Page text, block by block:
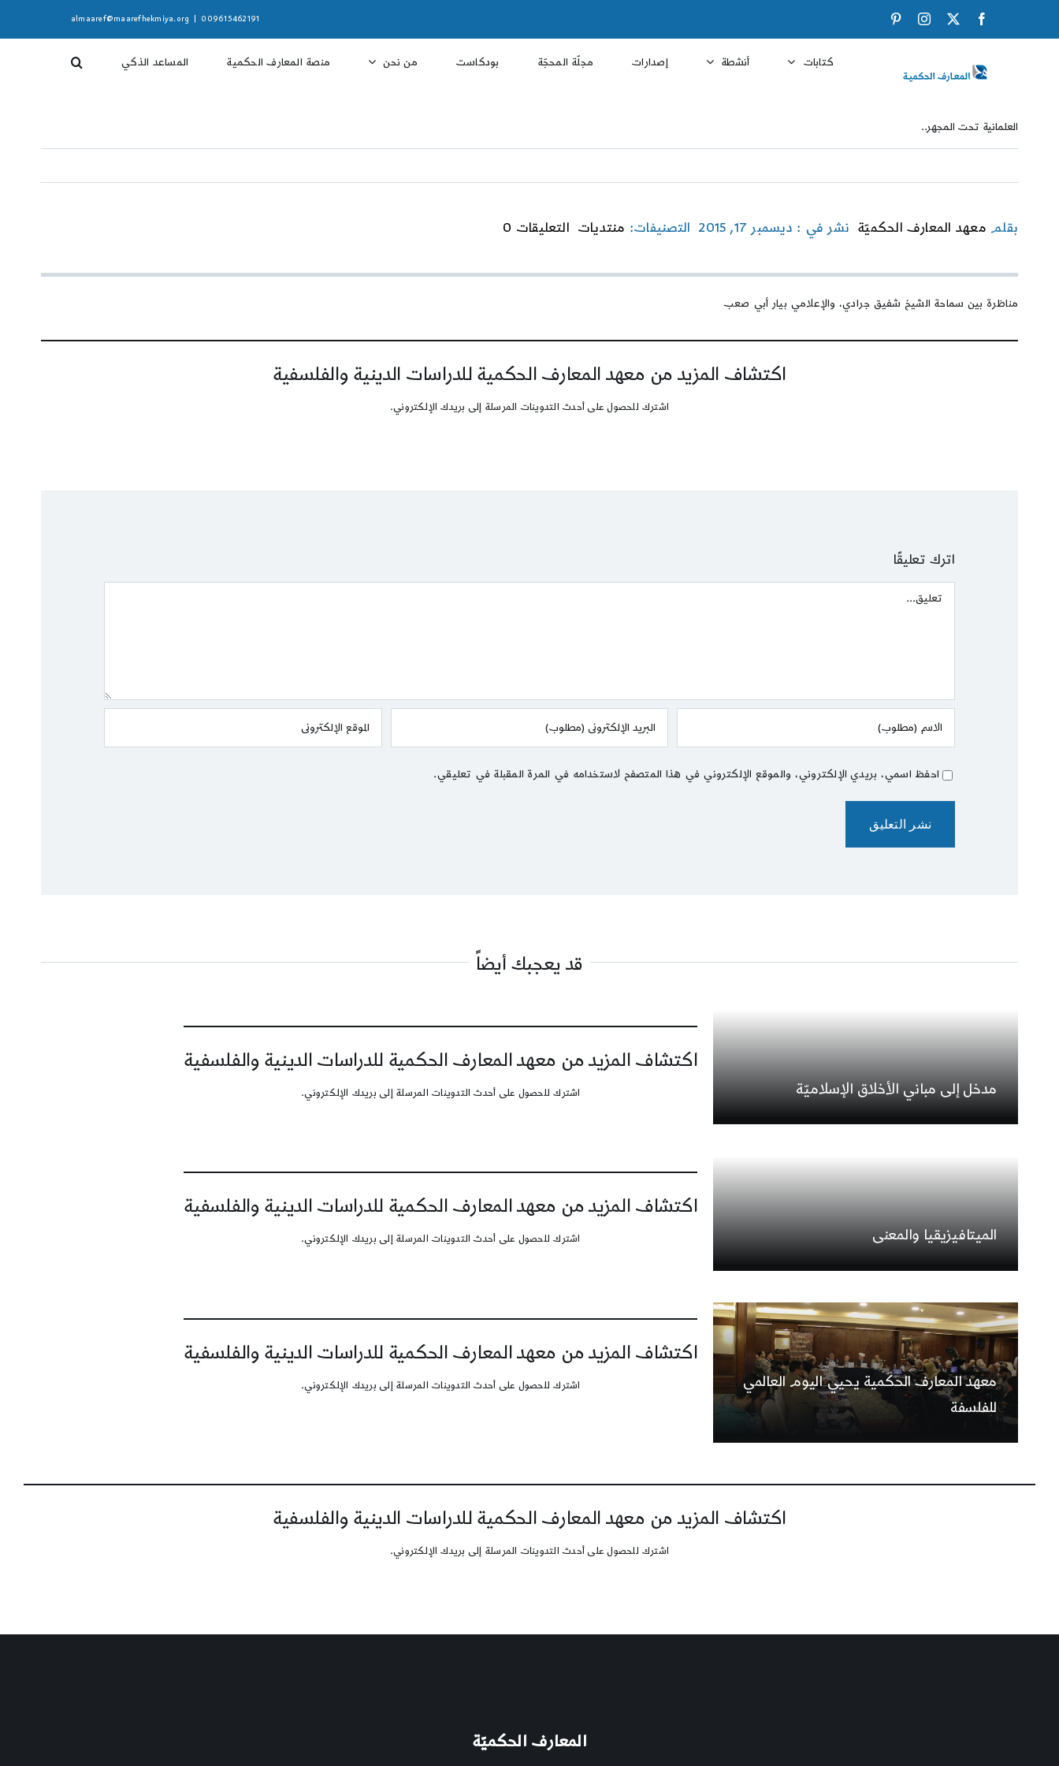
Facebook
X
Instagram
009615462191
almaaref@maarefhekmiya.org
كتابات أنشطة إصدارات مجلّة المحجّة بودكاست من نحن منصة المعارف الحكمية المساعد الذكي
العلمانية تحت المجهر..
بقلم معهد المعارف الحكميّة نشر في : ديسمبر 17, 2015 التصنيفات: منتديات التعليقات 0
on
المجهر..
مناظرة بين سماحة الشيخ شفيق جرادي، والإعلامي بيار أبي صعب
اكتشاف المزيد من معهد المعارف الحكمية للدراسات الدينية والفلسفية
اشترك للحصول على أحدث التدوينات المرسلة إلى بريدك الإلكتروني.
اترك تعليقًا
Comment
احفظ اسمي، بريدي الإلكتروني، والموقع الإلكتروني في هذا المتصفح لاستخدامه في المرة المقبلة في تعليقي.
قد يعجبك أيضاً
مدخل إلى مباني الأخلاق الإسلاميّة
اكتشاف المزيد من معهد المعارف الحكمية للدراسات الدينية والفلسفية
اشترك للحصول على أحدث التدوينات المرسلة إلى بريدك الإلكتروني.
الميتافيزيقيا والمعنى
اكتشاف المزيد من معهد المعارف الحكمية للدراسات الدينية والفلسفية
اشترك للحصول على أحدث التدوينات المرسلة إلى بريدك الإلكتروني.
معهد المعارف الحكمية يحيي اليوم العالمي
للفلسفة
اكتشاف المزيد من معهد المعارف الحكمية للدراسات الدينية والفلسفية
اشترك للحصول على أحدث التدوينات المرسلة إلى بريدك الإلكتروني.
اكتشاف المزيد من معهد المعارف الحكمية للدراسات الدينية والفلسفية
اشترك للحصول على أحدث التدوينات المرسلة إلى بريدك الإلكتروني.
المعارف الحكميّة